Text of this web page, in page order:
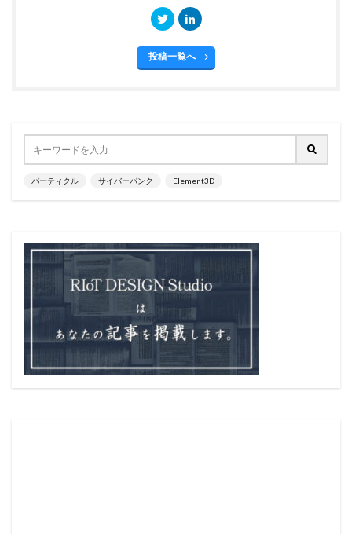
投稿一覧へ
パーティクル サイバーパンク Element3D